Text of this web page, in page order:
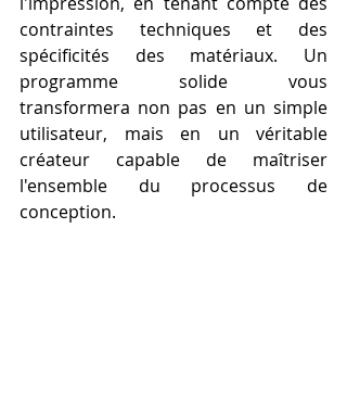
contraintes techniques et des
spécificités des matériaux. Un
programme solide vous
transformera non pas en un simple
utilisateur, mais en un véritable
créateur capable de maîtriser
l'ensemble du processus de
conception.